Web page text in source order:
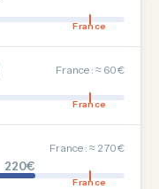
France
France : ≈ 60 €
France
France : ≈ 270 €
220€
France